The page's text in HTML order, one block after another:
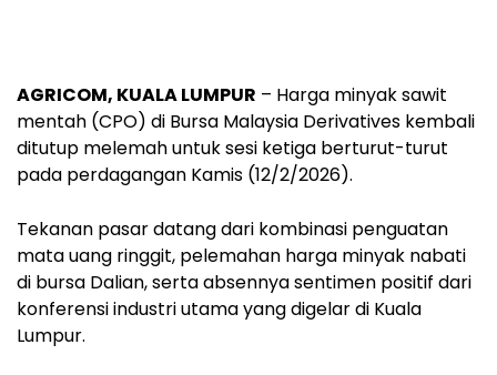
AGRICOM, KUALA LUMPUR – Harga minyak sawit
mentah (CPO) di Bursa Malaysia Derivatives kembali
ditutup melemah untuk sesi ketiga berturut-turut
pada perdagangan Kamis (12/2/2026).
Tekanan pasar datang dari kombinasi penguatan
mata uang ringgit, pelemahan harga minyak nabati
di bursa Dalian, serta absennya sentimen positif dari
konferensi industri utama yang digelar di Kuala
Lumpur.